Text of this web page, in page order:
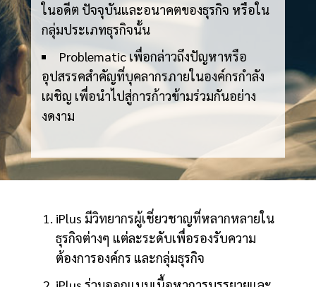
ในอดีต ปัจจุบันและอนาคตของธุรกิจ หรือใน
กลุ่มประเภทธุรกิจนั้น
Problematic เพื่อกล่าวถึงปัญหาหรือ
อุปสรรคสำคัญที่บุคลากรภายในองค์กรกำลัง
เผชิญ เพื่อนำไปสู่การก้าวข้ามร่วมกันอย่าง
งดงาม
iPlus มีวิทยากรผู้เชี่ยวชาญที่หลากหลายใน
ธุรกิจต่างๆ แต่ละระดับเพื่อรองรับความ
ต้องการองค์กร และกลุ่มธุรกิจ